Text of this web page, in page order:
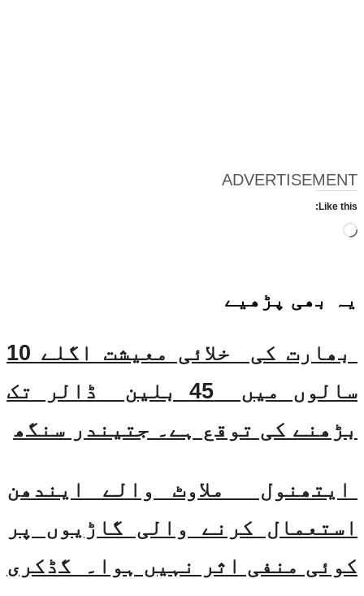
ADVERTISEMENT
Like this:
Loading…
یہ بھی پڑھیے
بھارت کی خلائی معیشت اگلے 10
سالوں میں 45 بلین ڈالر تک
بڑھنے کی توقع ہے۔ جتیندر سنگھ
ایتھنول ملاوٹ والے ایندھن
استعمال کرنے والی گاڑیوں پر
کوئی منفی اثر نہیں ہوا۔ گڈکری